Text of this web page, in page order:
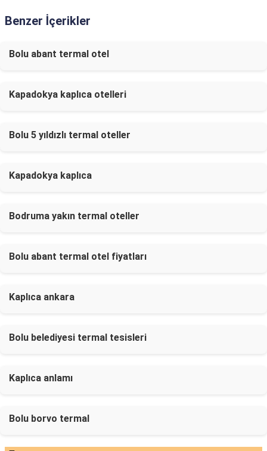
Benzer İçerikler
Bolu abant termal otel
Kapadokya kaplıca otelleri
Bolu 5 yıldızlı termal oteller
Kapadokya kaplıca
Bodruma yakın termal oteller
Bolu abant termal otel fiyatları
Kaplıca ankara
Bolu belediyesi termal tesisleri
Kaplıca anlamı
Bolu borvo termal